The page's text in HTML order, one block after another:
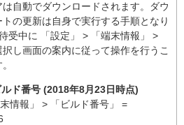
自動でダウンロードされます。ダウ
の更新は自身で実行する手順となり
受中に 「設定」 > 「端末情報」 >
択し画面の案内に従って操作を行うこ
ド番号 (2018年8月23日時点)
情報」 > 「ビルド番号」 =